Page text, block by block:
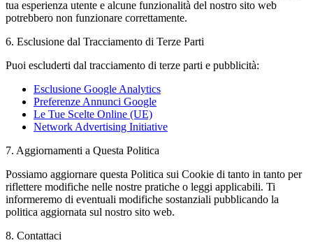
tua esperienza utente e alcune funzionalità del nostro sito web
potrebbero non funzionare correttamente.
6. Esclusione dal Tracciamento di Terze Parti
Puoi escluderti dal tracciamento di terze parti e pubblicità:
Esclusione Google Analytics
Preferenze Annunci Google
Le Tue Scelte Online (UE)
Network Advertising Initiative
7. Aggiornamenti a Questa Politica
Possiamo aggiornare questa Politica sui Cookie di tanto in tanto per
riflettere modifiche nelle nostre pratiche o leggi applicabili. Ti
informeremo di eventuali modifiche sostanziali pubblicando la
politica aggiornata sul nostro sito web.
8. Contattaci